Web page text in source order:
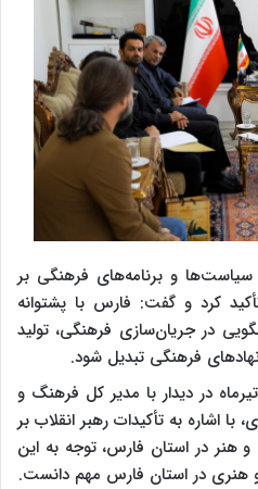
سیاست‌ها و برنامه‌های فرهنگی بر
کرد و گفت: فارس با پشتوانه
در جریان‌سازی فرهنگی، تولید
فرهنگی تبدیل شود.
در دیدار با مدیر کل فرهنگ و
اشاره به تأکیدات رهبر انقلاب بر
هنر در استان فارس، توجه به این
هنری در استان فارس مهم دانست.